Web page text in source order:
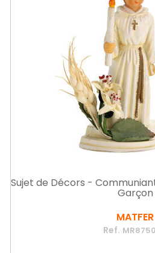
Sujet de Décors -
Garçon
MATFER
Ref.